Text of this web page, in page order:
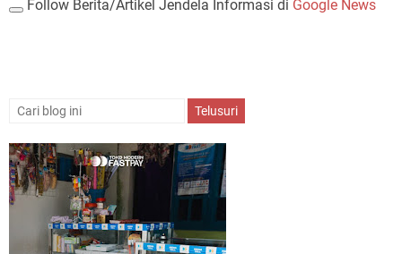
Follow Berita/Artikel Jendela Informasi di Google News